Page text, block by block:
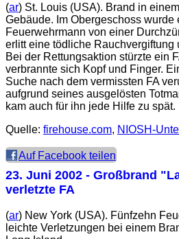
(ar) St. Louis (USA). Brand in
Gebäude. Im Obergeschoss wurde
Feuerwehrmann von einer
erlitt eine tödliche Rauchvergiftung
Bei der Rettungsaktion stürzte ein
verbrannte sich Kopf und Finger.
Suche nach dem vermissten FA
aufgrund seines ausgelösten
kam auch für ihn jede Hilfe zu spät.
Quelle: firehouse.com, NIOSH-
Auf Facebook teilen
23. Juni 2002 - Großbrand
verletzte FA
(ar) New York (USA). Fünfzehn
leichte Verletzungen bei einem